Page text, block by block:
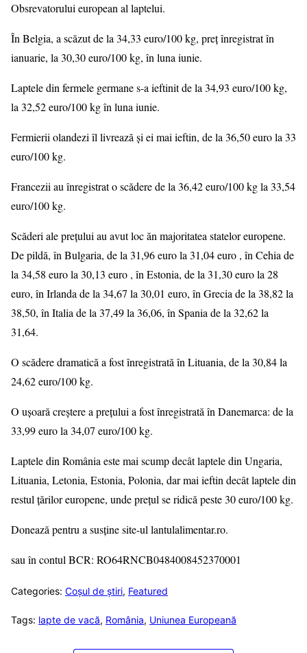
Obsrevatorului european al laptelui.
În Belgia, a scăzut de la 34,33 euro/100 kg, preț înregistrat în
ianuarie, la 30,30 euro/100 kg, în luna iunie.
Laptele din fermele germane s-a ieftinit de la 34,93 euro/100 kg,
la 32,52 euro/100 kg în luna iunie.
Fermierii olandezi îl livrează și ei mai ieftin, de la 36,50 euro la 33
euro/100 kg.
Francezii au înregistrat o scădere de la 36,42 euro/100 kg la 33,54
euro/100 kg.
Scăderi ale prețului au avut loc ăn majoritatea statelor europene.
De pildă, în Bulgaria, de la 31,96 euro la 31,04 euro , în Cehia de
la 34,58 euro la 30,13 euro , în Estonia, de la 31,30 euro la 28
euro, în Irlanda de la 34,67 la 30,01 euro, în Grecia de la 38,82 la
38,50, în Italia de la 37,49 la 36,06, în Spania de la 32,62 la
31,64.
O scădere dramatică a fost înregistrată în Lituania, de la 30,84 la
24,62 euro/100 kg.
O ușoară creștere a prețului a fost înregistrată în Danemarca: de la
33,99 euro la 34,07 euro/100 kg.
Laptele din România este mai scump decât laptele din Ungaria,
Lituania, Letonia, Estonia, Polonia, dar mai ieftin decât laptele din
restul țărilor europene, unde prețul se ridică peste 30 euro/100 kg.
Donează pentru a susține site-ul lantulalimentar.ro.
sau în contul BCR: RO64RNCB0484008452370001
Categories: Coșul de știri, Featured
Tags: lapte de vacă, România, Uniunea Europeană